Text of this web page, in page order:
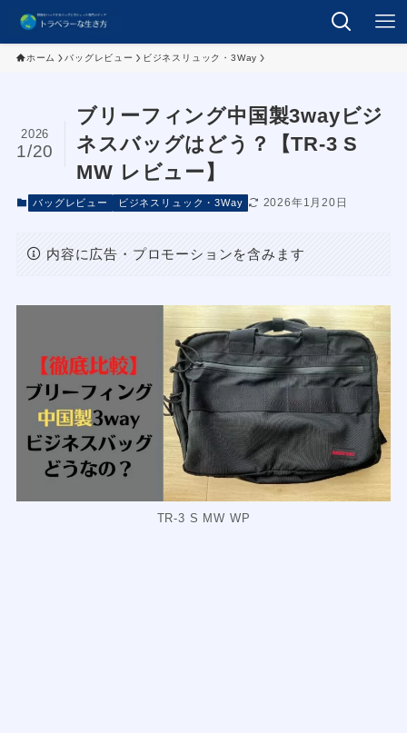
ホーム バッグレビュー ビジネスリュック・3Way
ブリーフィング中国製3wayビジ
ネスバッグはどう？【TR-3 S
MW レビュー】
2026
1/20
バッグレビュー ビジネスリュック・3Way 2026年1月20日
内容に広告・プロモーションを含みます
TR-3 S MW WP